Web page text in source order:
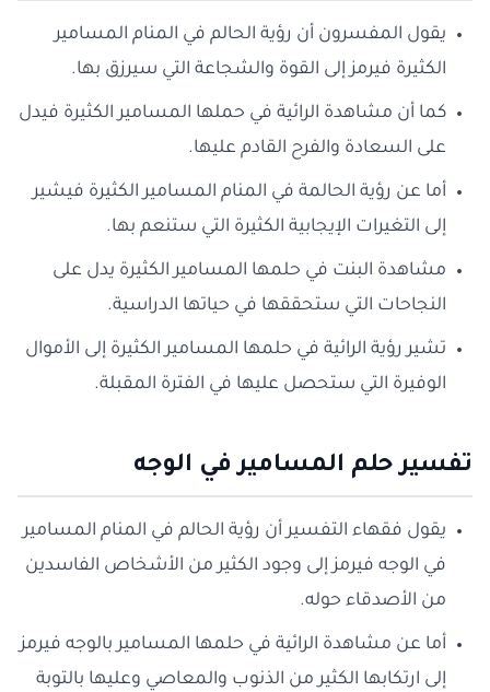
يقول المفسرون أن رؤية الحالم في المنام المسامير
الكثيرة فيرمز إلى القوة والشجاعة التي سيرزق بها.
كما أن مشاهدة الرائية في حملها المسامير الكثيرة فيدل
على السعادة والفرح القادم عليها.
أما عن رؤية الحالمة في المنام المسامير الكثيرة فيشير
إلى التغيرات الإيجابية الكثيرة التي ستنعم بها.
مشاهدة البنت في حلمها المسامير الكثيرة يدل على
النجاحات التي ستحققها في حياتها الدراسية.
تشير رؤية الرائية في حلمها المسامير الكثيرة إلى الأموال
الوفيرة التي ستحصل عليها في الفترة المقبلة.
تفسير حلم المسامير في الوجه
يقول فقهاء التفسير أن رؤية الحالم في المنام المسامير
في الوجه فيرمز إلى وجود الكثير من الأشخاص الفاسدين
من الأصدقاء حوله.
أما عن مشاهدة الرائية في حلمها المسامير بالوجه فيرمز
إلى ارتكابها الكثير من الذنوب والمعاصي وعليها بالتوبة